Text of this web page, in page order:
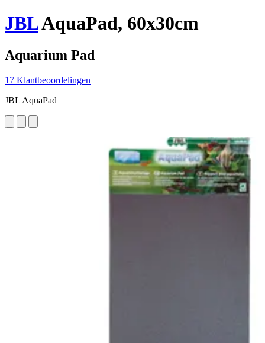
JBLAquaPad, 60x30cm
Aquarium Pad
17 Klantbeoordelingen
JBL AquaPad